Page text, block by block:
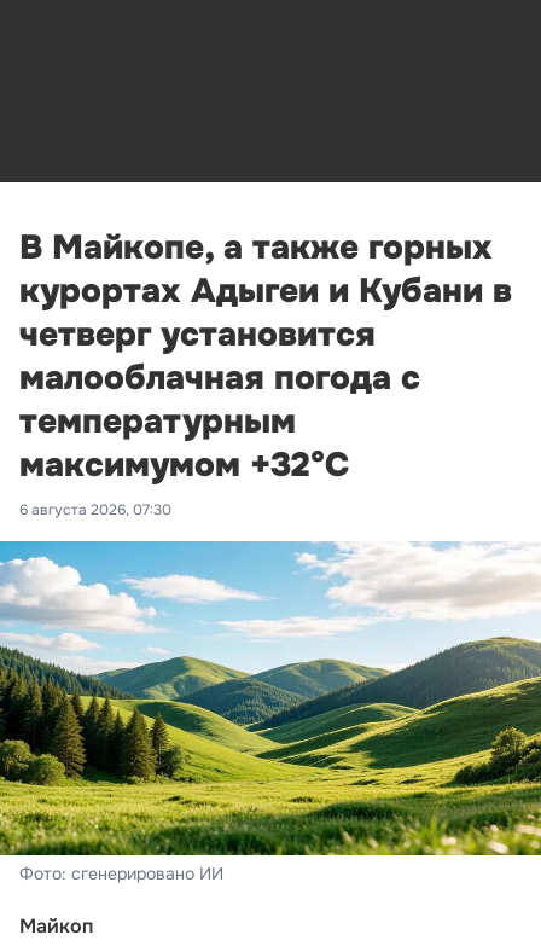
В Майкопе, а также горных
курортах Адыгеи и Кубани в
четверг установится
малооблачная погода с
температурным
максимумом +32°С
6 августа 2026, 07:30
Фото: сгенерировано ИИ
Майкоп